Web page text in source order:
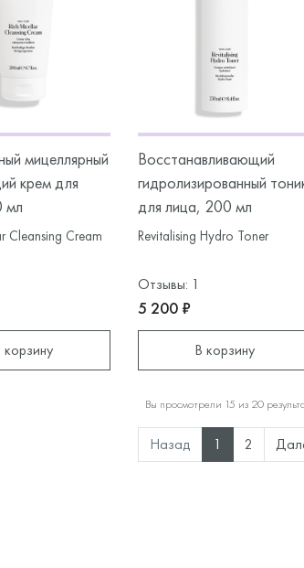
мицеллярный
крем для
мл
Cleansing Cream
корзину
Восстанавливающий
гидролизированный
для лица, 200 мл
Revitalising Hydro Toner
Отзывы: 1
5 200 ₽
В корзину
Вы просмотрели 15 из 20
Назад 1 2